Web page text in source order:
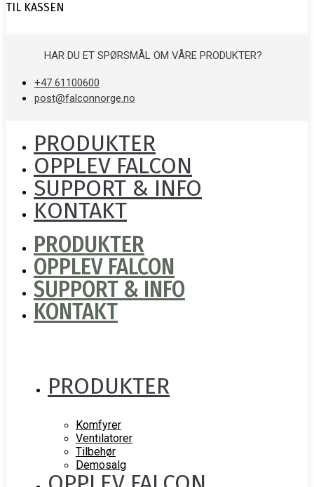
TIL KASSEN
HAR DU ET SPØRSMÅL OM VÅRE PRODUKTER?
+47 61100600
post@falconnorge.no
PRODUKTER
OPPLEV FALCON
SUPPORT & INFO
KONTAKT
PRODUKTER
OPPLEV FALCON
SUPPORT & INFO
KONTAKT
PRODUKTER
Komfyrer
Ventilatorer
Tilbehør
Demosalg